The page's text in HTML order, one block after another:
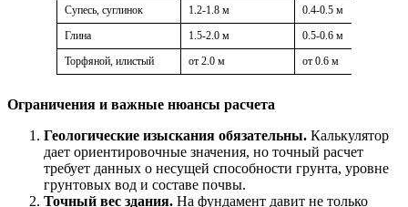
Супесь, суглинок
1.2-1.8 м 0.4-0.5 м
Глина
1.5-2.0 м 0.5-0.6 м
Торфяной, илистый
от 2.0 м от 0.6 м
Ограничения и важные нюансы расчета
Геологические изыскания обязательны. Калькулятор
дает ориентировочные значения, но точный расчет
требует данных о несущей способности грунта, уровне
грунтовых вод и составе почвы.
Точный вес здания. На фундамент давит не только